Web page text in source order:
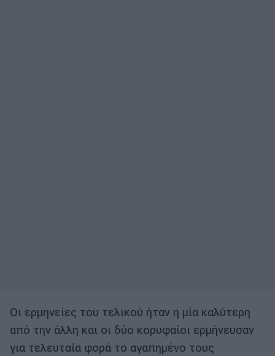
Οι ερμηνείες του τελικού ήταν η μία καλύτερη
από την άλλη και οι δύο κορυφαίοι ερμήνευσαν
για τελευταία φορά το αγαπημένο τους